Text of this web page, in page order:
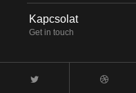
Kapcsolat
Get in touch